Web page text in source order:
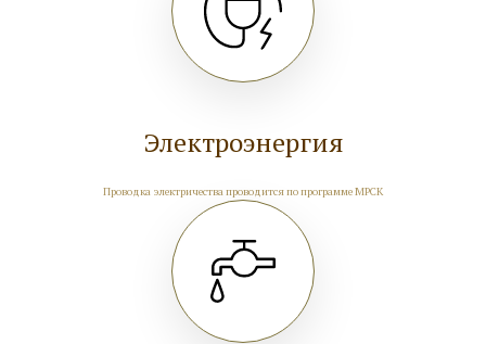
Электроэнергия
Проводка электричества проводится по программе МРСК